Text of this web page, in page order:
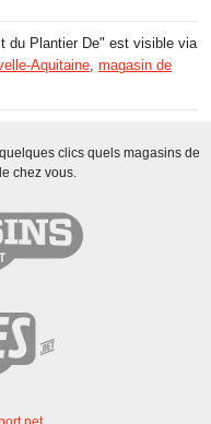
du Plantier De" est visible via
Aquitaine, magasin de
clics quels magasins de
chez vous.